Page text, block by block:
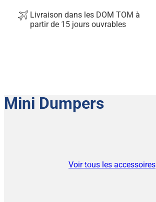
Livraison dans les DOM TOM à
partir de 15 jours ouvrables
Mini Dumpers
Voir tous les accessoires